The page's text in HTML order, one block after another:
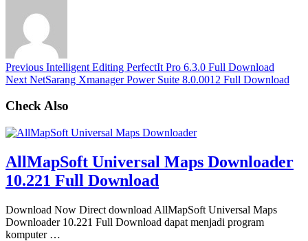
Previous Intelligent Editing PerfectIt Pro 6.3.0 Full Download
Next NetSarang Xmanager Power Suite 8.0.0012 Full Download
Check Also
AllMapSoft Universal Maps Downloader
10.221 Full Download
Download Now Direct download AllMapSoft Universal Maps
Downloader 10.221 Full Download dapat menjadi program
komputer …